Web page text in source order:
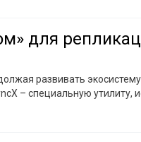
для
развивать
– специальную